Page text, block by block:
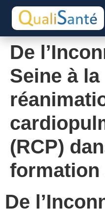
De
Seine à la
(RCP)
formation
De